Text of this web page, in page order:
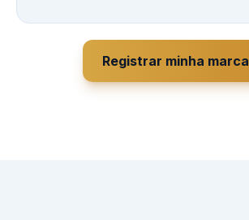
Registrar minha marca